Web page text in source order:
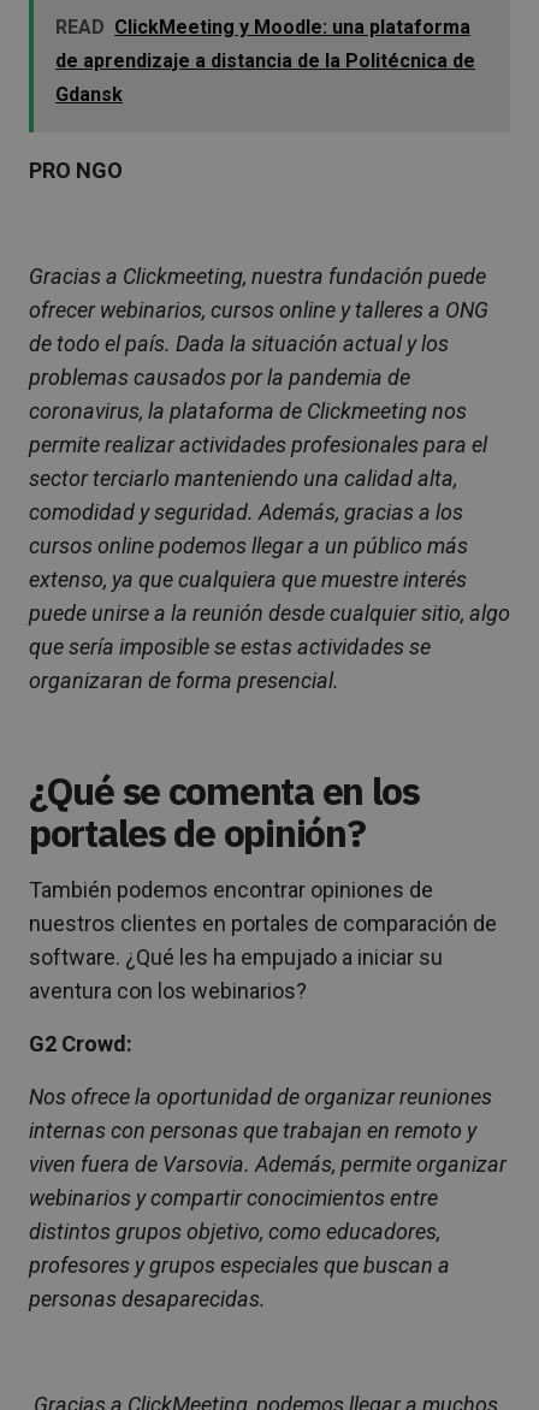
READ ClickMeeting y Moodle: una plataforma
de aprendizaje a distancia de la Politécnica de
Gdansk
PRO NGO
Gracias a Clickmeeting, nuestra fundación puede
ofrecer webinarios, cursos online y talleres a ONG
de todo el país. Dada la situación actual y los
problemas causados por la pandemia de
coronavirus, la plataforma de Clickmeeting nos
permite realizar actividades profesionales para el
sector terciarlo manteniendo una calidad alta,
comodidad y seguridad. Además, gracias a los
cursos online podemos llegar a un público más
extenso, ya que cualquiera que muestre interés
puede unirse a la reunión desde cualquier sitio, algo
que sería imposible se estas actividades se
organizaran de forma presencial.
¿Qué se comenta en los
portales de opinión?
También podemos encontrar opiniones de
nuestros clientes en portales de comparación de
software. ¿Qué les ha empujado a iniciar su
aventura con los webinarios?
G2 Crowd:
Nos ofrece la oportunidad de organizar reuniones
internas con personas que trabajan en remoto y
viven fuera de Varsovia. Además, permite organizar
webinarios y compartir conocimientos entre
distintos grupos objetivo, como educadores,
profesores y grupos especiales que buscan a
personas desaparecidas.
Gracias a ClickMeeting, podemos llegar a muchos